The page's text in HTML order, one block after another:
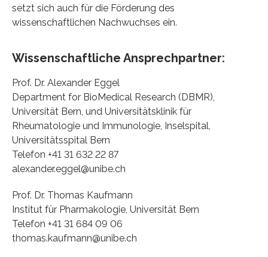
setzt sich auch für die Förderung des
wissenschaftlichen Nachwuchses ein.
Wissenschaftliche Ansprechpartner:
Prof. Dr. Alexander Eggel
Department for BioMedical Research (DBMR),
Universität Bern, und Universitätsklinik für
Rheumatologie und Immunologie, Inselspital,
Universitätsspital Bern
Telefon +41 31 632 22 87
alexander.eggel@unibe.ch
Prof. Dr. Thomas Kaufmann
Institut für Pharmakologie, Universität Bern
Telefon +41 31 684 09 06
thomas.kaufmann@unibe.ch